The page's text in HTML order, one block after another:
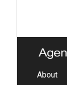
About